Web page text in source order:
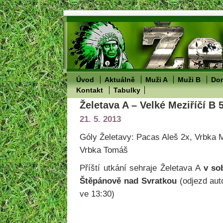
Úvod Aktuálně Muži A Muži B
Kontakt
Tabulky
Želetava A – Velké Meziříčí B
21. 5. 2013
Góly Želetavy: Pacas Aleš 2x, Vrbka
Vrbka Tomáš
Příští utkání sehraje Želetava A v
Štěpánově nad Svratkou (odjezd
ve 13:30)